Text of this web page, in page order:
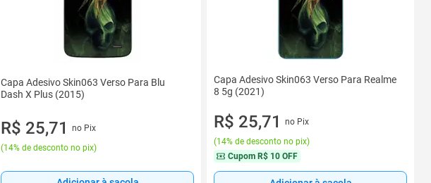
Capa Adesivo Skin063 Verso Para Blu
Dash X Plus (2015)
R$ 25,71
no Pix
(14% de desconto no pix)
Capa Adesivo Skin063 Verso Para Realme
8 5g (2021)
R$ 25,71
no Pix
(14% de desconto no pix)
Cupom R$ 10 OFF